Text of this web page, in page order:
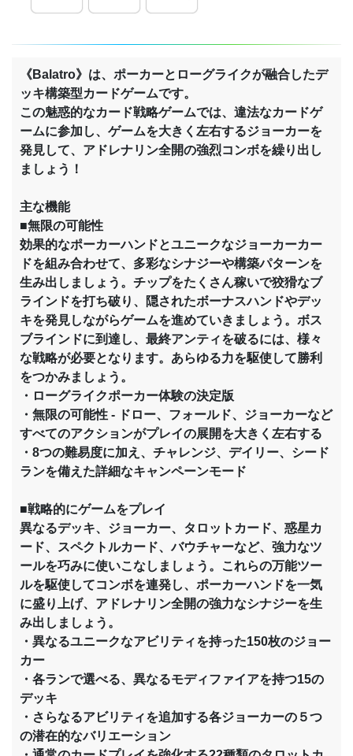
《Balatro》は、ポーカーとローグライクが融合したデ
ッキ構築型カードゲームです。
この魅惑的なカード戦略ゲームでは、違法なカードゲ
ームに参加し、ゲームを大きく左右するジョーカーを
発見して、アドレナリン全開の強烈コンボを繰り出し
ましょう！
主な機能
■無限の可能性
効果的なポーカーハンドとユニークなジョーカーカー
ドを組み合わせて、多彩なシナジーや構築パターンを
生み出しましょう。チップをたくさん稼いで狡猾なブ
ラインドを打ち破り、隠されたボーナスハンドやデッ
キを発見しながらゲームを進めていきましょう。ボス
ブラインドに到達し、最終アンティを破るには、様々
な戦略が必要となります。あらゆる力を駆使して勝利
をつかみましょう。
・ローグライクポーカー体験の決定版
・無限の可能性 - ドロー、フォールド、ジョーカーなど
すべてのアクションがプレイの展開を大きく左右する
・8つの難易度に加え、チャレンジ、デイリー、シード
ランを備えた詳細なキャンペーンモード
■戦略的にゲームをプレイ
異なるデッキ、ジョーカー、タロットカード、惑星カ
ード、スペクトルカード、バウチャーなど、強力なツ
ールを巧みに使いこなしましょう。これらの万能ツー
ルを駆使してコンボを連発し、ポーカーハンドを一気
に盛り上げ、アドレナリン全開の強力なシナジーを生
み出しましょう。
・異なるユニークなアビリティを持った150枚のジョー
カー
・各ランで選べる、異なるモディファイアを持つ15の
デッキ
・さらなるアビリティを追加する各ジョーカーの５つ
の潜在的なバリエーション